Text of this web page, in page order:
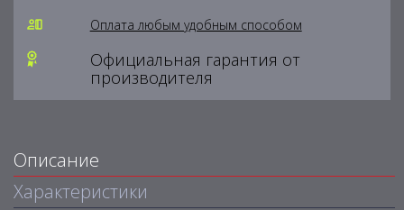
Оплата любым удобным способом
Официальная гарантия от
производителя
Описание
Характеристики